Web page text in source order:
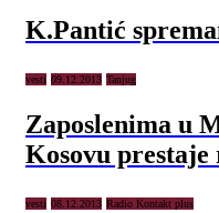
K.Pantić
vesti 09.12.2013 Tanjug
Zaposlenima u
Kosovu prestaje
vesti 08.12.2013 Radio Kontakt plus